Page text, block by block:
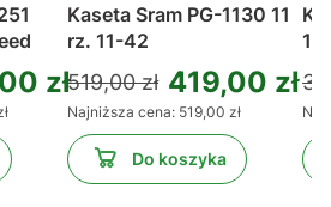
zł
Kaseta Sram PG-1130 11
rz. 11-42
519,00 zł 419,00 zł
Najniższa cena: 519,00 zł
Do koszyka